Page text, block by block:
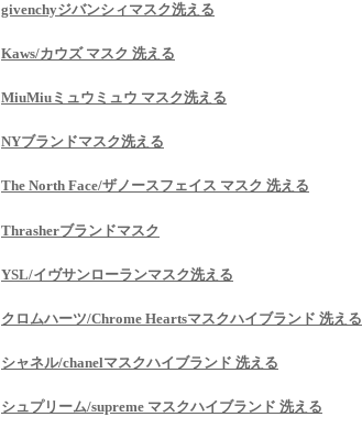
givenchyジバンシィマスク洗える
Kaws/カウズ マスク 洗える
MiuMiuミュウミュウ マスク洗える
NYブランドマスク洗える
The North Face/ザノースフェイス マスク 洗える
Thrasherブランドマスク
YSL/イヴサンローランマスク洗える
クロムハーツ/Chrome Heartsマスクハイブランド 洗える
シャネル/chanelマスクハイブランド 洗える
シュプリーム/supreme マスクハイブランド 洗える